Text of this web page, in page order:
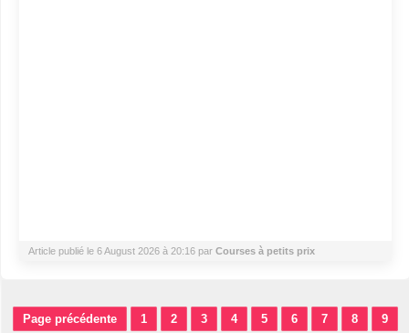
Article publié le 6 August 2026 à 20:16 par Courses à petits prix
Page précédente 1 2 3 4 5 6 7 8 9